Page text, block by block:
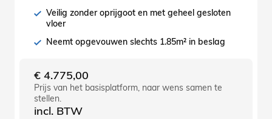
Veilig zonder oprijgoot en met geheel gesloten
vloer
Neemt opgevouwen slechts 1.85m² in beslag
€ 4.775,00
Prijs van het basisplatform, naar wens samen te
stellen.
incl. BTW